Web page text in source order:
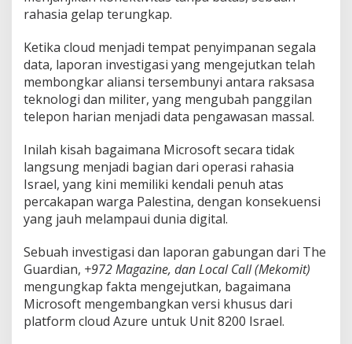
a
a
l
e
t
i
a
D
i
s
a
d
p
I
s
r
a
e
rahasia gelap terungkap.
Ketika cloud menjadi tempat penyimpanan segala
data, laporan investigasi yang mengejutkan telah
membongkar aliansi tersembunyi antara raksasa
teknologi dan militer, yang mengubah panggilan
telepon harian menjadi data pengawasan massal.
Inilah kisah bagaimana Microsoft secara tidak
langsung menjadi bagian dari operasi rahasia
Israel, yang kini memiliki kendali penuh atas
percakapan warga Palestina, dengan konsekuensi
yang jauh melampaui dunia digital.
Sebuah investigasi dan laporan gabungan dari The
Guardian, +972 Magazine, dan Local Call (Mekomit)
mengungkap fakta mengejutkan, bagaimana
Microsoft mengembangkan versi khusus dari
platform cloud Azure untuk Unit 8200 Israel.